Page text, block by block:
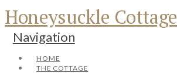
Honeysuckle Cottage
Navigation
HOME
THE COTTAGE